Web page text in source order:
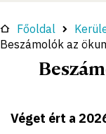
Főoldal
Beszámolók az
Véget ért a